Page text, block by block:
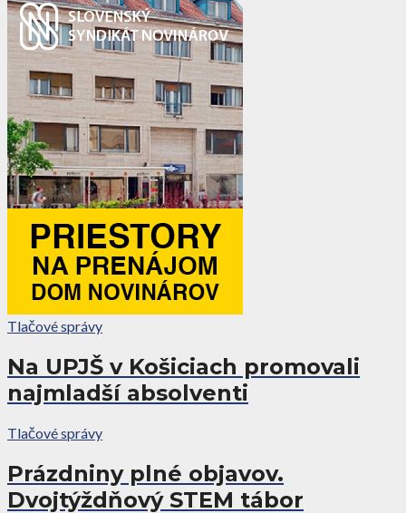
Tlačové správy
Na UPJŠ v Košiciach promovali
najmladší absolventi
Tlačové správy
Prázdniny plné objavov.
Dvojtýždňový STEM tábor